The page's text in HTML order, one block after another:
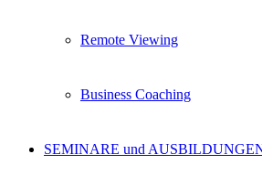
Business Coaching
SEMINARE und AUSBILDUNGEN
TCM Ausbildung